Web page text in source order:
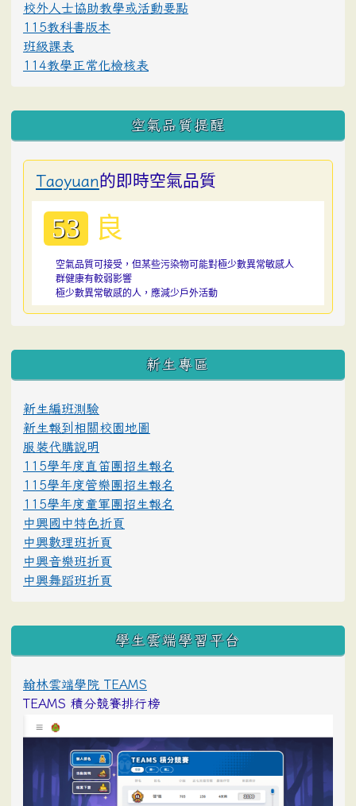
校外人士協助教學或活動要點
115教科書版本
班級課表
114教學正常化檢核表
空氣品質提醒
Taoyuan的即時空氣品質
53 良
空氣品質可接受，但某些污染物可能對極少數異常敏感人
群健康有較弱影響
極少數異常敏感的人，應減少戶外活動
:::
新生專區
新生編班測驗
新生報到相關校園地圖
服裝代購說明
115學年度直笛團招生報名
115學年度管樂團招生報名
115學年度童軍團招生報名
中興國中特色折頁
中興數理班折頁
中興音樂班折頁
中興舞蹈班折頁
學生雲端學習平台
翰林雲端學院 TEAMS
TEAMS 積分競賽排行榜